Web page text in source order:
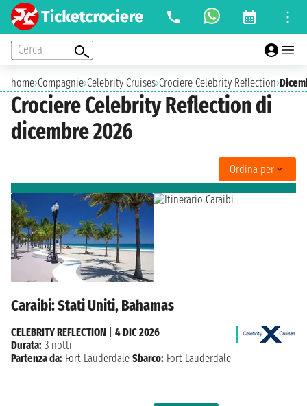
Cerca
home›Compagnie›Celebrity Cruises›Crociere Celebrity Reflection›
Crociere Celebrity Reflection di
dicembre 2026
Ordina per
Caraibi: Stati Uniti, Bahamas
CELEBRITY REFLECTION
4 DIC 2026
Durata: 3 notti
Partenza da: Fort Lauderdale Sbarco: Fort Lauderdale